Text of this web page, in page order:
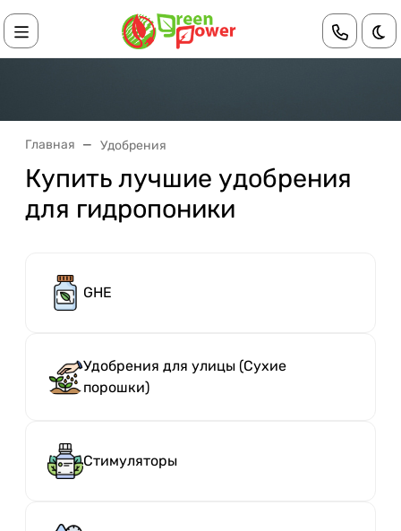
Главная Удобрения
Купить лучшие удобрения
для гидропоники
GHE
Удобрения для улицы (Сухие
порошки)
Стимуляторы